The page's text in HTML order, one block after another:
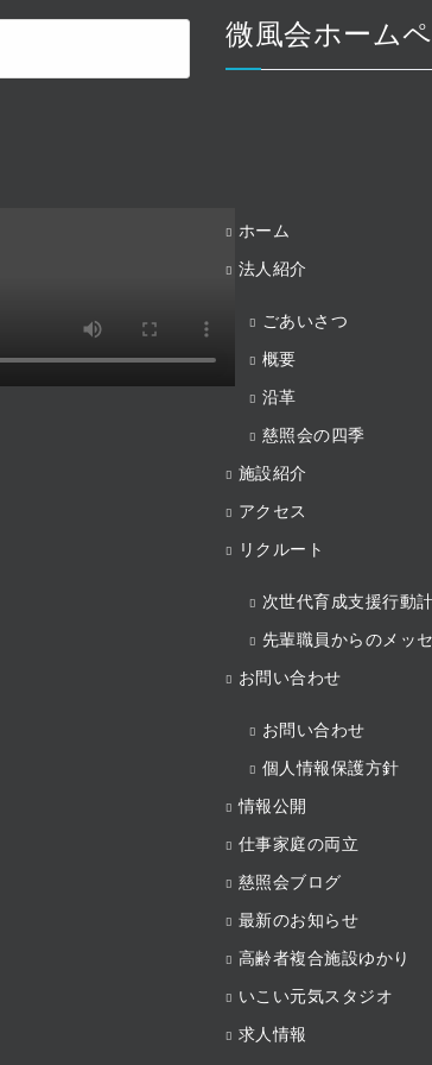
微風会ホーム
ホーム
法人紹介
ごあいさつ
概要
沿革
慈照会の四季
施設紹介
アクセス
リクルート
次世代育成支援行動
先輩職員からのメッ
お問い合わせ
お問い合わせ
個人情報保護方針
情報公開
仕事家庭の両立
慈照会ブログ
最新のお知らせ
高齢者複合施設ゆかり
いこい元気スタジオ
求人情報